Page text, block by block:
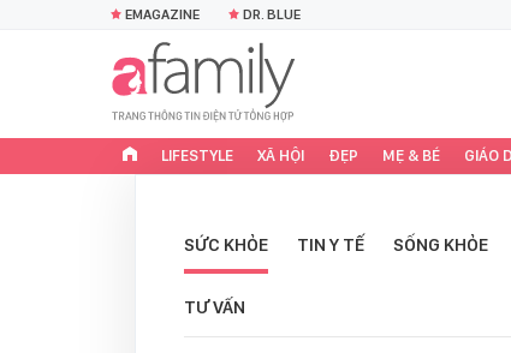
EMAGAZINE DR. BLUE
LIFESTYLE XÃ HỘI ĐẸP MẸ & BÉ GIÁO
SỨC KHỎE TIN Y TẾ SỐNG KHỎE
TƯ VẤN